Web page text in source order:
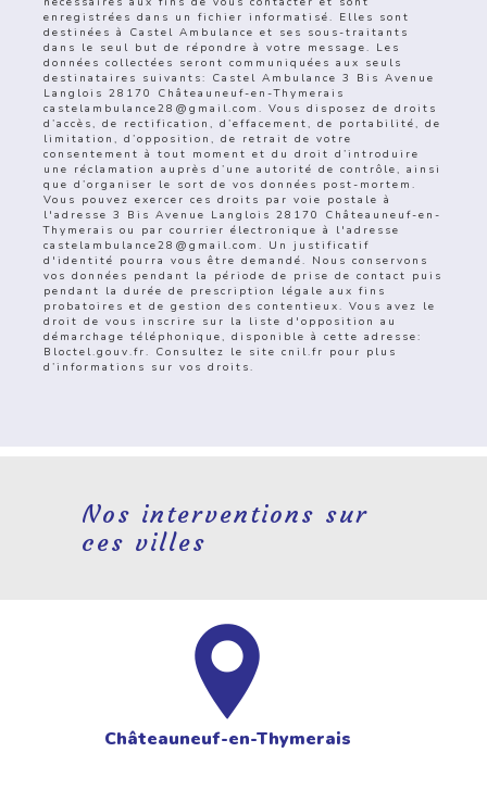
enregistrées dans un fichier informatisé. Elles sont
destinées à Castel Ambulance et ses sous-traitants
dans le seul but de répondre à votre message. Les
données collectées seront communiquées aux seuls
destinataires suivants: Castel Ambulance 3 Bis Avenue
Langlois 28170 Châteauneuf-en-Thymerais
castelambulance28@gmail.com. Vous disposez de droits
d’accès, de rectification, d’effacement, de portabilité, de
limitation, d’opposition, de retrait de votre
consentement à tout moment et du droit d’introduire
une réclamation auprès d’une autorité de contrôle, ainsi
que d’organiser le sort de vos données post-mortem.
Vous pouvez exercer ces droits par voie postale à
l'adresse 3 Bis Avenue Langlois 28170 Châteauneuf-en-
Thymerais ou par courrier électronique à l'adresse
castelambulance28@gmail.com. Un justificatif
d'identité pourra vous être demandé. Nous conservons
vos données pendant la période de prise de contact puis
pendant la durée de prescription légale aux fins
probatoires et de gestion des contentieux. Vous avez le
droit de vous inscrire sur la liste d'opposition au
démarchage téléphonique, disponible à cette adresse:
Bloctel.gouv.fr. Consultez le site cnil.fr pour plus
d’informations sur vos droits.
Nos interventions sur
ces villes
Châteauneuf-en-Thymerais